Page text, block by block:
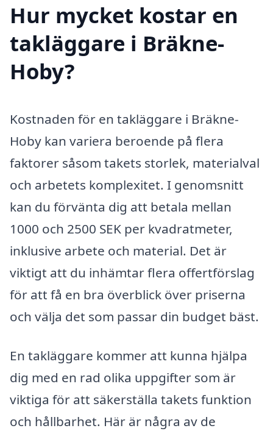
Hur mycket kostar en
takläggare i Bräkne-
Hoby?
Kostnaden för en takläggare i Bräkne-
Hoby kan variera beroende på flera
faktorer såsom takets storlek, materialval
och arbetets komplexitet. I genomsnitt
kan du förvänta dig att betala mellan
1000 och 2500 SEK per kvadratmeter,
inklusive arbete och material. Det är
viktigt att du inhämtar flera offertförslag
för att få en bra överblick över priserna
och välja det som passar din budget bäst.
En takläggare kommer att kunna hjälpa
dig med en rad olika uppgifter som är
viktiga för att säkerställa takets funktion
och hållbarhet. Här är några av de